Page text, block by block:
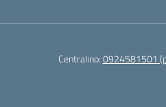
Centralino:0924581501